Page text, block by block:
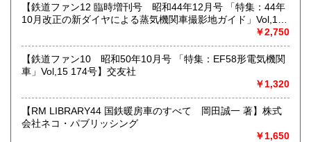
【鉄道ファン12 臨時増刊号 昭和44年12月号 「特集：44年
10月改正の新ダイヤによる蒸気機関車撮影地ガイド」Vol,19
￥2,750
【鉄道ファン10 昭和50年10月号 「特集：EF58形電気機関
車」Vol,15 174号】交友社
￥1,320
【RM LIBRARY44 国鉄暖房車のすべて 岡田誠一 著】株式
会社ネコ・パブリッシング
￥1,650